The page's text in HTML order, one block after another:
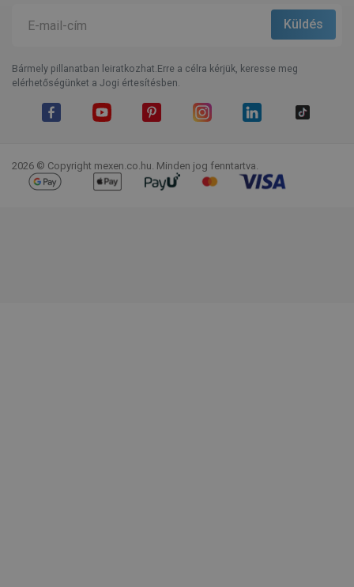
Bármely pillanatban leiratkozhat.Erre a célra kérjük, keresse meg
elérhetőségünket a Jogi értesítésben.
2026 © Copyright mexen.co.hu. Minden jog fenntartva.